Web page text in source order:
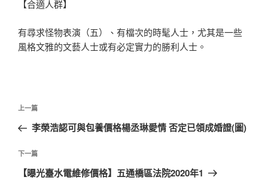
【合適人群】
有尋求怪物表演（五）、有檔次的時髦人士，尤其是一些
風格文雅的文藝人士或有必定實力的勝利人士。
文
導
覽
上
一
文
章
上一篇
李榮浩認可與包養價格楊丞琳愛情 否定已領成婚證(圖)
下
一
下一篇
【曝光臺水電維修價格】五通橋區法院2020年1